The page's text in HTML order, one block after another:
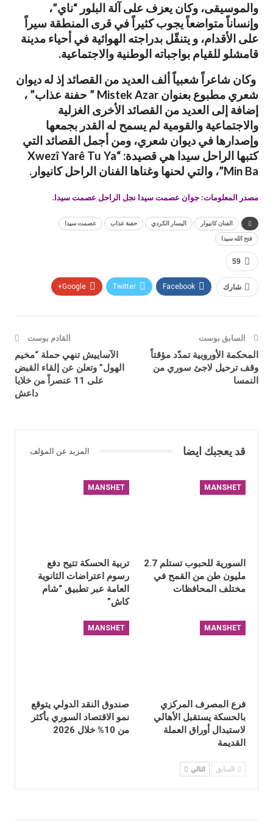
والموسيقى، وكان يعزف على آلة البلور “ناي”،
وإنساناً متواضعاً يجوب كثيراً في قرى المنطقة سيراً
على الأقدام، و يتنقّل بدراجته الهوائية في أحياء مدينة
قامشلو للقيام بواجباته الوطنية والاجتماعية.
وكان شاعراً شعبياً ألف العديد من القصائد إذ له ديوان
شعري مطبوع بعنوان Mistek Azar ” حفنة عذاب” ،
إضافة إلى العديد من القصائد الأخرى الغزلية
والاجتماعية والقومية لم يسمح له القدر بجمعها
وإصدارها في ديوان شعري، ومن أجمل القصائد التي
كتبها الراحل سيدا هي قصيدة: “Xwezî Yarê Tu Ya
Min Ba”، والتي لحنها وغناها الفنان الراحل كانيوار.
مصدر المعلومات: جوان عصمت سيدا نجل الراحل عصمت سيدا.
الفنان كانيوار اليسار الكردي حفنة عذاب عصمت سيدا
فتح الله سيدا
59
شارك Facebook
Twitter
Google+
السابق بوست
المحكمة الأوروبية تمدّد مؤقتاً
وقف ترحيل لاجئ سوري من
النمسا
القادم بوست
الآساييش تنهي حملة “مخيم
الهول” وتعلن عن إلقاء القبض
على 11 عنصراً من خلايا
داعش
قد يعجبك ايضا المزيد عن المؤلف
MANSHET
السورية للحبوب تستلم 2.7
مليون طن من القمح في
مختلف المحافظات
MANSHET
تربية الحسكة تتيح دفع
رسوم اعتراضات الثانوية
العامة عبر تطبيق “شام
كاش”
MANSHET
فرع المصرف المركزي
بالحسكة يستقبل الأهالي
لاستبدال أوراق العملة
القديمة
MANSHET
صندوق النقد الدولي يتوقع
نمو الاقتصاد السوري بأكثر
من 10% خلال 2026
السابق التالي